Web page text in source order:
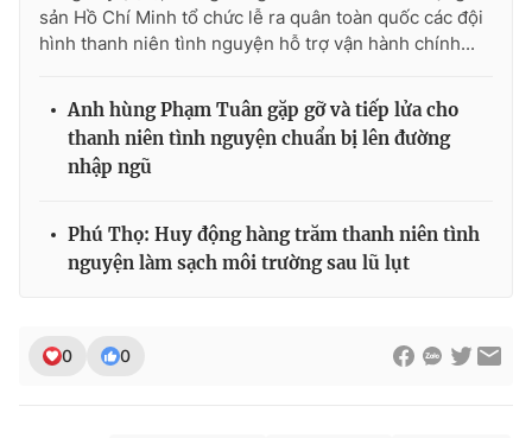
sản Hồ Chí Minh tổ chức lễ ra quân toàn quốc các đội
hình thanh niên tình nguyện hỗ trợ vận hành chính...
Anh hùng Phạm Tuân gặp gỡ và tiếp lửa cho
thanh niên tình nguyện chuẩn bị lên đường
nhập ngũ
Phú Thọ: Huy động hàng trăm thanh niên tình
nguyện làm sạch môi trường sau lũ lụt
0 0